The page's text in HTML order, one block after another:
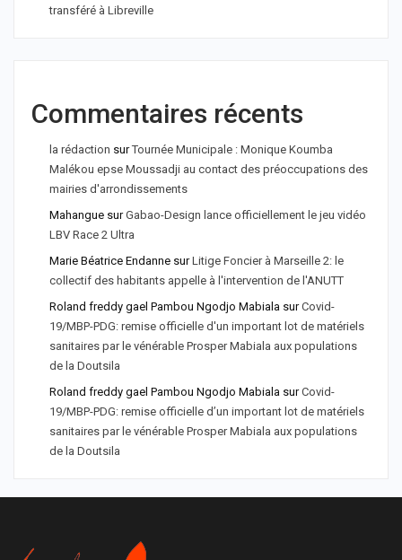
transféré à Libreville
Commentaires récents
la rédaction surTournée Municipale : Monique Koumba
Malékou epse Moussadji au contact des préoccupations des
mairies d'arrondissements
Mahangue surGabao-Design lance officiellement le jeu vidéo
LBV Race 2 Ultra
Marie Béatrice Endanne surLitige Foncier à Marseille 2: le
collectif des habitants appelle à l'intervention de l'ANUTT
Roland freddy gael Pambou Ngodjo Mabiala surCovid-
19/MBP-PDG: remise officielle d'un important lot de matériels
sanitaires par le vénérable Prosper Mabiala aux populations
de la Doutsila
Roland freddy gael Pambou Ngodjo Mabiala surCovid-
19/MBP-PDG: remise officielle d’un important lot de matériels
sanitaires par le vénérable Prosper Mabiala aux populations
de la Doutsila